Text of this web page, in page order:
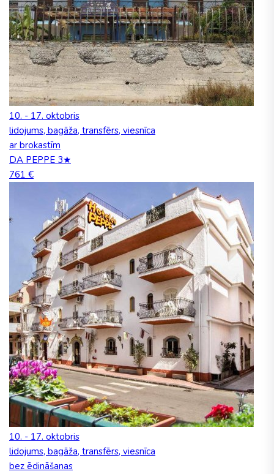
10. - 17. oktobris
lidojums, bagāža, transfērs, viesnīca
ar brokastīm
DA PEPPE 3★
761 €
10. - 17. oktobris
lidojums, bagāža, transfērs, viesnīca
bez ēdināšanas